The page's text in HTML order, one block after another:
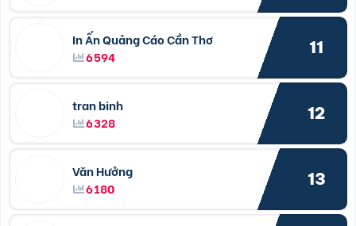
In Ấn Quảng Cáo Cần Thơ
6594
11
tran binh
6328
12
Văn Hưởng
6180
13